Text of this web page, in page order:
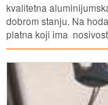
kvalitetna
dobrom stanju. Na
platna koji ima